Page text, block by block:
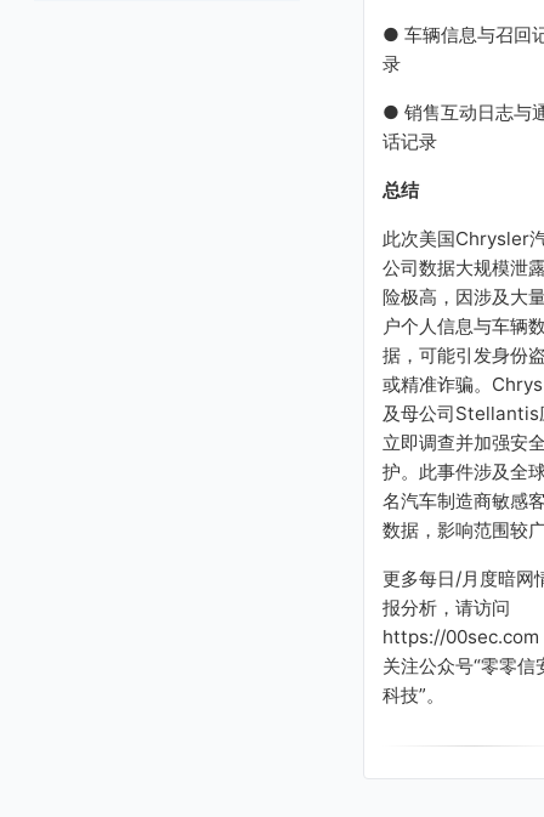
● 车辆信息与召回
录
● 销售互动日志与
话记录
总结
此次美国Chrysler
公司数据大规模泄
险极高，因涉及大
户个人信息与车辆
据，可能引发身份
或精准诈骗。
及母公司Stellantis
立即调查并加强安
护。此事件涉及全
名汽车制造商敏感
数据，影响范围较
更多每日/月度暗网
报分析，请访问
https://00sec.com
关注公众号“零零信
科技”。